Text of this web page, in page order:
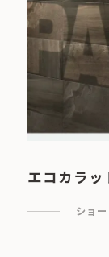
エコカラ
ショー